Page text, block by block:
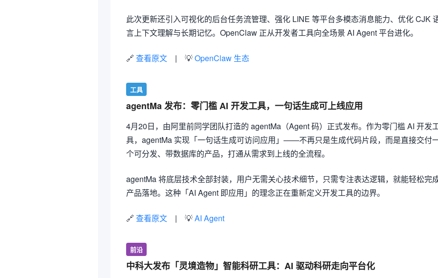
此次更新还引入可视化的后台任务流管理、强化 LINE 等平台多模态消息能力、优化 CJK
言上下文理解与长期记忆。OpenClaw 正从开发者工具向全场景 AI Agent 平台进化。
🔗 查看原文 | 💡OpenClaw 生态
工具
agentMa 发布：零门槛 AI 开发工具，一句话生成可上线应用
4月20日，由阿里前同学团队打造的 agentMa（Agent 码）正式发布。作为零门槛 AI 开发
具，agentMa 实现「一句话生成可访问应用」——不再只是生成代码片段，而是直接交付
个可分发、带数据库的产品，打通从需求到上线的全流程。
agentMa 将底层技术全部封装，用户无需关心技术细节，只需专注表达逻辑，就能轻松完
产品落地。这种「AI Agent 即应用」的理念正在重新定义开发工具的边界。
🔗 查看原文 | 💡AI Agent
前沿
中科大发布「灵境造物」智能科研工具：AI 驱动科研走向平台化